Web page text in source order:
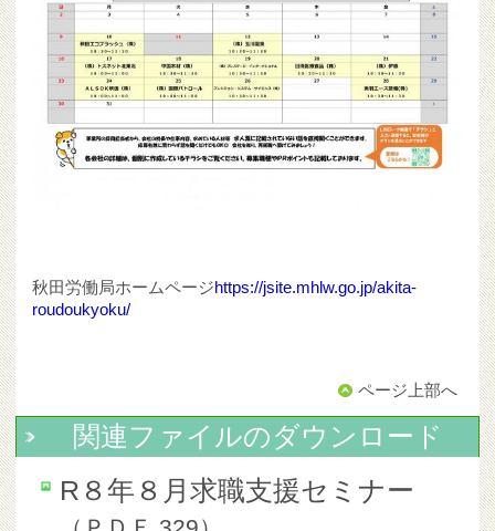
秋田労働局ホームページhttps://jsite.mhlw.go.jp/akita-
roudoukyoku/
ページ上部へ
関連ファイルのダウンロード
R８年８月求職支援セミナー